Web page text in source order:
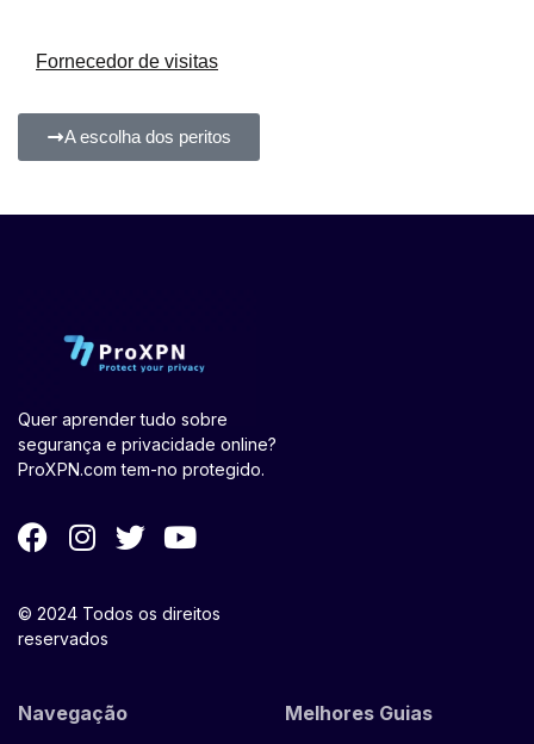
Fornecedor de visitas
A escolha dos peritos
Quer aprender tudo sobre
segurança e privacidade online?
ProXPN.com tem-no protegido.
© 2024 Todos os direitos
reservados
Navegação Melhores Guias